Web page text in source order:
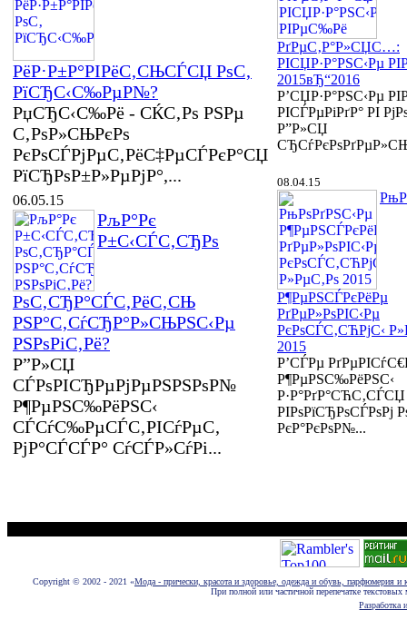
РёР·Р±Р°РІРёС‚СЊСЃСЏ РѕС‚
РїСЂС‹С‰РµР№?
РџСЂС‹С‰Рё - СЌС‚Рѕ РЅРµ
С‚РѕР»СЊРєРѕ
РєРѕСЃРјРµС‚РёС‡РµСЃРєР°СЏ
РїСЂРѕР±Р»РµРјР°,...
06.05.15
РљР°Рє
Р±С‹СЃС‚СЂРѕ
РѕС‚СЂР°СЃС‚РёС‚СЊ
РЅР°С‚СѓСЂР°Р»СЊРЅС‹Рµ
РЅРѕРіС‚Рё?
Р”Р»СЏ
СЃРѕРІСЂРµРјРµРЅРЅРѕР№
Р¶РµРЅС‰РёРЅС‹
СЃСѓС‰РµСЃС‚РІСѓРµС‚
РјР°СЃСЃР° СѓСЃР»СѓРі...
РґРµС‚Р°Р»СЏС…:
РІСЏР·Р°РЅС‹Рµ
2015вЂ“2016
Р’СЏР·Р°РЅС‹Рµ
РІСЃРµРіРґР° РІ
Р”Р»СЏ
08.04.15
Р¶РµРЅСЃРєРёРµ
РґРµР»РѕРІС‹Рµ
РєРѕСЃС‚СЋРјС‹
2015
Р’СЃРµ
Р¶РµРЅС‰РёРЅС‹
Р·Р°РґР°СЋС‚СЃСЏ
РІРѕРїСЂРѕСЃРѕРј
РєР°РєРѕР№...
Copyright © 2002 - 2021 «Мода - прически, красота и здоровье, одежда и обувь, парфюмерия и
При полной или частичной перепечатке
Разработка